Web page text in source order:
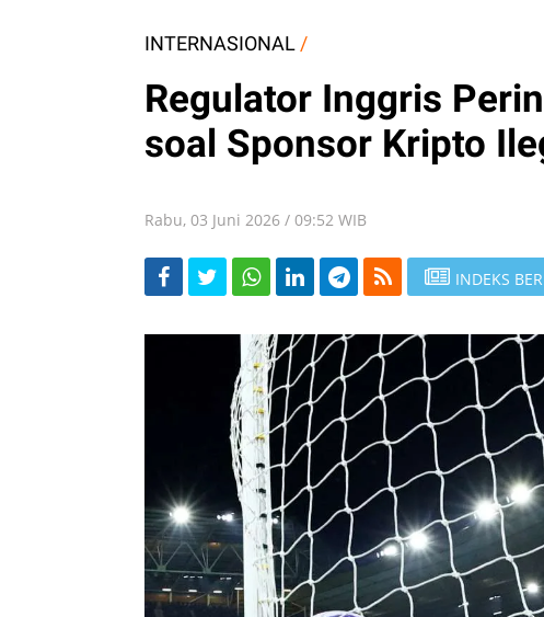
INTERNASIONAL /
Regulator Inggris
soal Sponsor Kripto
Rabu, 03 Juni 2026 / 09:52 WIB
INDEKS